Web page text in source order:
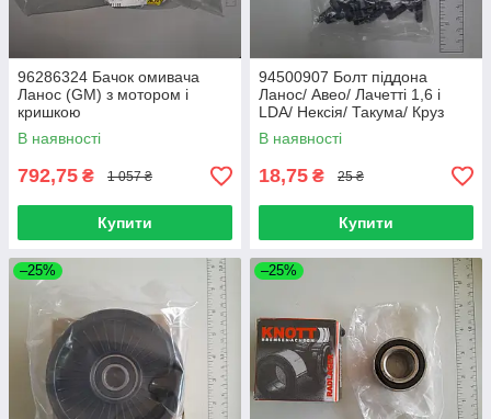
96286324 Бачок омивача
Ланос (GM) з мотором і
кришкою
В наявності
792,75 ₴ 1 057 ₴
Купити
94500907 Болт піддона
Ланос/ Авео/ Лачетті 1,6 і
LDA/ Нексія/ Такума/ Круз
(GM)
В наявності
18,75 ₴ 25 ₴
Купити
–25% –25%